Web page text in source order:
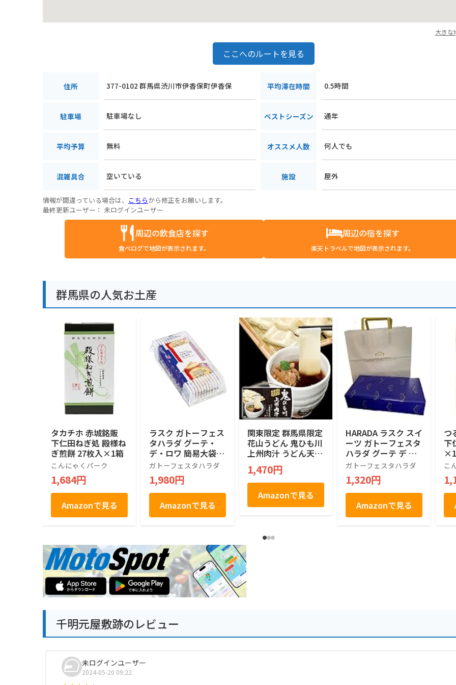
大きな
ここへのルートを見る
住所 377-0102 群馬県渋川市伊香保町伊香保 平均滞在時間 0.5時間
駐車場 駐車場なし ベストシーズン 通年
平均予算 無料 オススメ人数 何人でも
混雑具合 空いている 施設 屋外
情報が間違っている場合は、 こちらから修正をお願いします。
最終更新ユーザー： 未ログインユーザー
周辺の飲食店を探す
食べログで地図が表示されます。
周辺の宿を探す
楽天トラベルで地図が表示されます。
群馬県の人気お土産
タカチホ 赤城銘販
下仁田ねぎ処 殿様ね
ぎ煎餅 27枚入×1箱
こんにゃくパーク
1,684円
Amazonで見る
ラスク ガトーフェス
タハラダ グーテ・
デ・ロワ 簡易大袋 R
6 王様のおやつ 26個
(x 1)
ガトーフェスタハラダ
1,980円
Amazonで見る
関東限定 群馬県限定
花山うどん 鬼ひも川
上州肉汁 うどん天下
一決定戦2015 三年
連続一位 五十年の時
を経てここに複活 創
業明治二十七年 三人
前・つゆ付き ひもか
わ 420g(めん90gx3
袋）
1,470円
Amazonで見る
HARADA ラスク スイ
ーツ ガトーフェスタ
ハラダ グーテ デ ロ
ワ Ｒ５ ７袋 １４枚
入り
ガトーフェスタハラダ
1,320円
Amazonで見る
つ
下
こ
千明元屋敷跡のレビュー
未ログインユーザー
2024-05-20 09:22